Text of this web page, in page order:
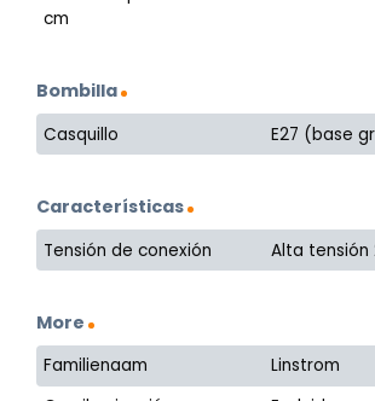
cm
Bombilla
Casquillo E27 (base
Características
Tensión de conexión Alta tensión
More
Familienaam
Linstrom